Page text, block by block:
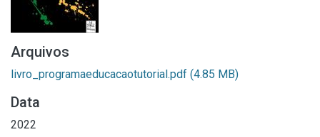
Arquivos
livro_programaeducacaotutorial.pdf (4.85 MB)
Data
2022